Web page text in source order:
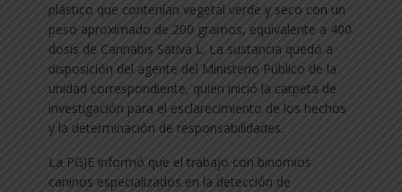
plástico que contenían vegetal verde y seco con un
peso aproximado de 200 gramos, equivalente a 400
dosis de Cannabis Sativa L. La sustancia quedó a
disposición del agente del Ministerio Público de la
unidad correspondiente, quien inició la carpeta de
investigación para el esclarecimiento de los hechos
y la determinación de responsabilidades.
La PGJE informó que el trabajo con binomios
caninos especializados en la detección de